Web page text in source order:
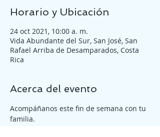
Horario y Ubicación
24 oct 2021, 10:00 a. m.
Vida Abundante del Sur, San José, San
Rafael Arriba de Desamparados, Costa
Rica
Acerca del evento
Acompáñanos este fin de semana con tu
familia.